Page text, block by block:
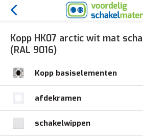
Kopp HK07 arctic wit mat
(RAL 9016)
Kopp basiselementen
afdekramen
schakelwippen